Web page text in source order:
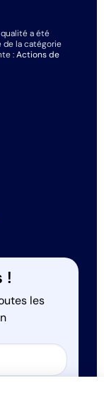
a été
de la catégorie
:Actions de
!
les